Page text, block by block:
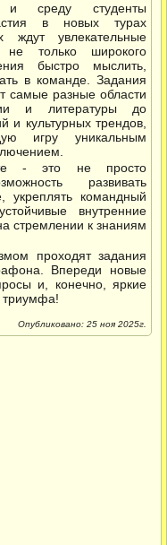
и среду студенты
в новых турах
ждут увлекательные
только широкого
быстро мыслить,
в команде. Задания
самые разные области
и литературы до
и культурных трендов,
игру уникальным
- это не просто
развивать
укреплять командный
внутренние
стремлении к знаниям
проходят задания
Впереди новые
и, конечно, яркие
триумфа!
Опубликовано: 25 ноя 2025г.